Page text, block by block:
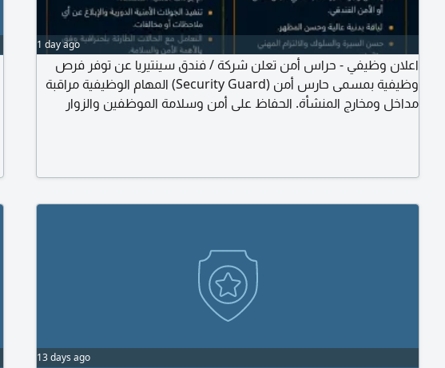
1 day ago
اعلان وظيفي - حراس أمن تعلن شركة / فندق سينتيريا عن توفر فرص
وظيفية بمسمى حارس أمن (Security Guard) المهام الوظيفية مراقبة
مداخل ومخارج المنشأة. الحفاظ على أمن وسلامة الموظفين والزوار
13 days ago